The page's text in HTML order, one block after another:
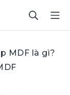
MDF là gì?